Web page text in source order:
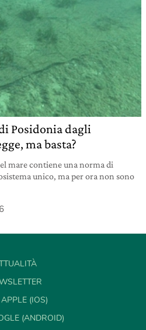
Posidonia dagli
ma basta?
mare contiene una norma di
unico, ma per ora non sono
(IOS)
(ANDROID)